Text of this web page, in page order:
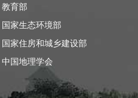
教育部
国家生态环境部
国家住房和城乡建设部
中国地理学会